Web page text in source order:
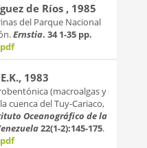
de Ríos , 1985
del Parque Nacional
Ernstia. 341-35 pp.
1983
(macroalgas y
cuenca del Tuy-Cariaco,
Oceanográfico de la
22(1-2):145-175.